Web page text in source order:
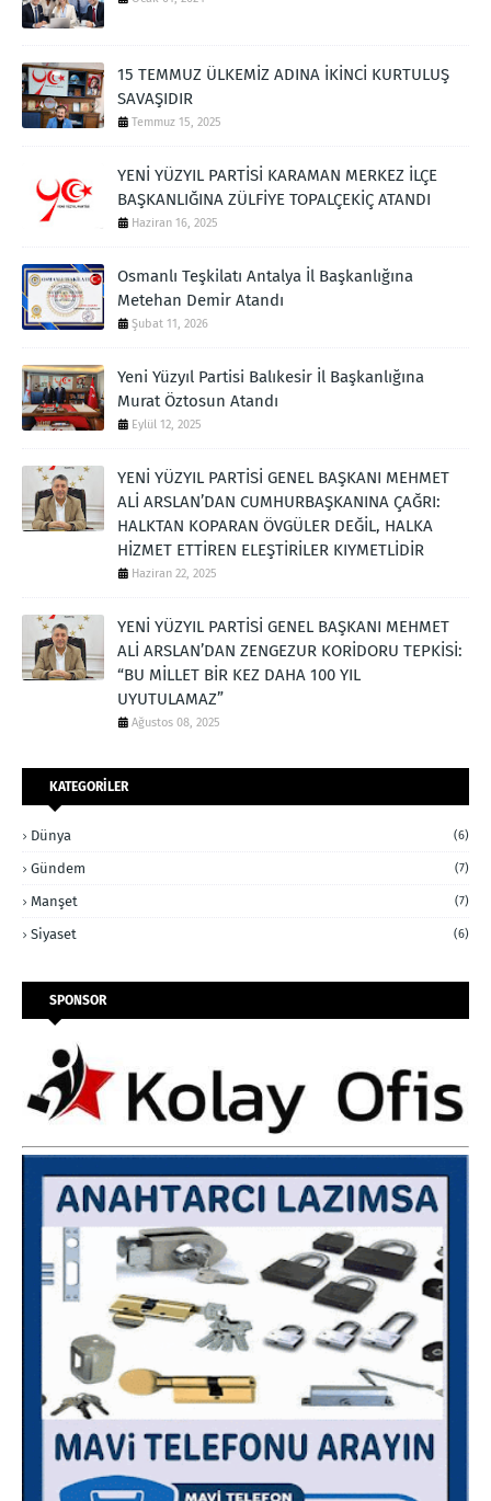
15 TEMMUZ ÜLKEMİZ ADINA İKİNCİ KURTULUŞ
SAVAŞIDIR
Temmuz 15, 2025
YENİ YÜZYIL PARTİSİ KARAMAN MERKEZ İLÇE
BAŞKANLIĞINA ZÜLFİYE TOPALÇEKİÇ ATANDI
Haziran 16, 2025
Osmanlı Teşkilatı Antalya İl Başkanlığına
Metehan Demir Atandı
Şubat 11, 2026
Yeni Yüzyıl Partisi Balıkesir İl Başkanlığına
Murat Öztosun Atandı
Eylül 12, 2025
YENİ YÜZYIL PARTİSİ GENEL BAŞKANI MEHMET
ALİ ARSLAN’DAN CUMHURBAŞKANINA ÇAĞRI:
HALKTAN KOPARAN ÖVGÜLER DEĞİL, HALKA
HİZMET ETTİREN ELEŞTİRİLER KIYMETLİDİR
Haziran 22, 2025
YENİ YÜZYIL PARTİSİ GENEL BAŞKANI MEHMET
ALİ ARSLAN’DAN ZENGEZUR KORİDORU TEPKİSİ:
“BU MİLLET BİR KEZ DAHA 100 YIL
UYUTULAMAZ”
Ağustos 08, 2025
KATEGORİLER
Dünya (6)
Gündem (7)
Manşet (7)
Siyaset (6)
SPONSOR